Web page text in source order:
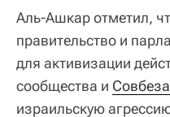
Аль-Ашкар отметил,
правительство и
для активизации
сообщества и
израильскую